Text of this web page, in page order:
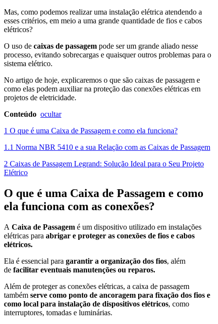
Mas, como podemos realizar uma instalação elétrica atendendo a
esses critérios, em meio a uma grande quantidade de fios e cabos
elétricos?
O uso de caixas de passagem pode ser um grande aliado nesse
processo, evitando sobrecargas e quaisquer outros problemas para o
sistema elétrico.
No artigo de hoje, explicaremos o que são caixas de passagem e
como elas podem auxiliar na proteção das conexões elétricas em
projetos de eletricidade.
Conteúdo ocultar
1 O que é uma Caixa de Passagem e como ela funciona?
1.1 Norma NBR 5410 e a sua Relação com as Caixas de Passagem
2 Caixas de Passagem Legrand: Solução Ideal para o Seu Projeto
Elétrico
O que é uma Caixa de Passagem e como
ela funciona com as conexões?
A Caixa de Passagem é um dispositivo utilizado em instalações
elétricas para abrigar e proteger as conexões de fios e cabos
elétricos.
Ela é essencial para garantir a organização dos fios, além
de facilitar eventuais manutenções ou reparos.
Além de proteger as conexões elétricas, a caixa de passagem
também serve como ponto de ancoragem para fixação dos fios e
como local para instalação de dispositivos elétricos, como
interruptores, tomadas e luminárias.